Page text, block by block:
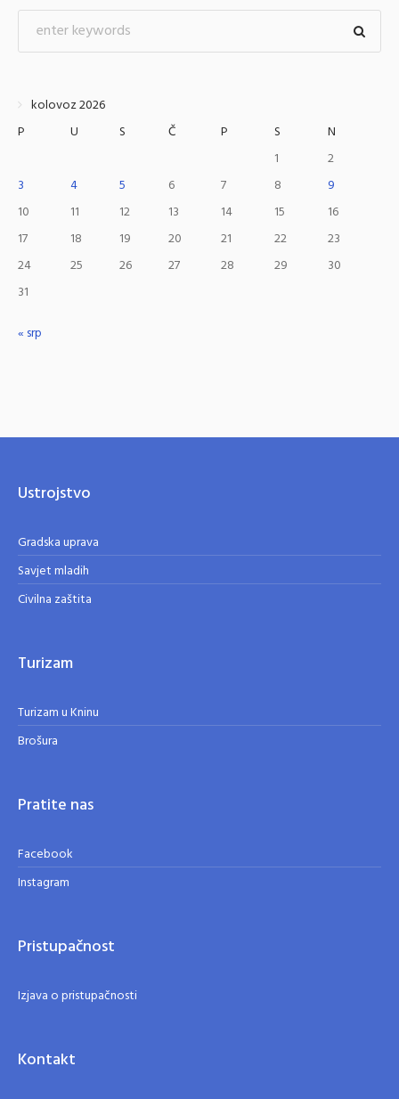
kolovoz 2026
P
U S Č P S
N
1
2
3
4 5 6 7 8
9
10
11 12 13 14 15
16
17
18 19 20 21 22
23
24
25 26 27 28 29
30
31
« srp
Ustrojstvo
Gradska uprava
Savjet mladih
Civilna zaštita
Turizam
Turizam u Kninu
Brošura
Pratite nas
Facebook
Instagram
Pristupačnost
Izjava o pristupačnosti
Kontakt